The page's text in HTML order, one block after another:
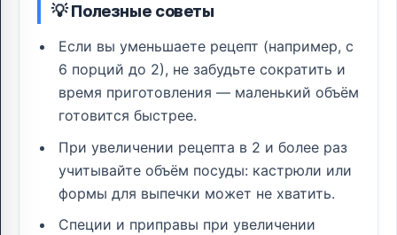
💡 Полезные советы
Если вы уменьшаете рецепт (например, с
6 порций до 2), не забудьте сократить и
время приготовления — маленький объём
готовится быстрее.
При увеличении рецепта в 2 и более раз
учитывайте объём посуды: кастрюли или
формы для выпечки может не хватить.
Специи и приправы при увеличении